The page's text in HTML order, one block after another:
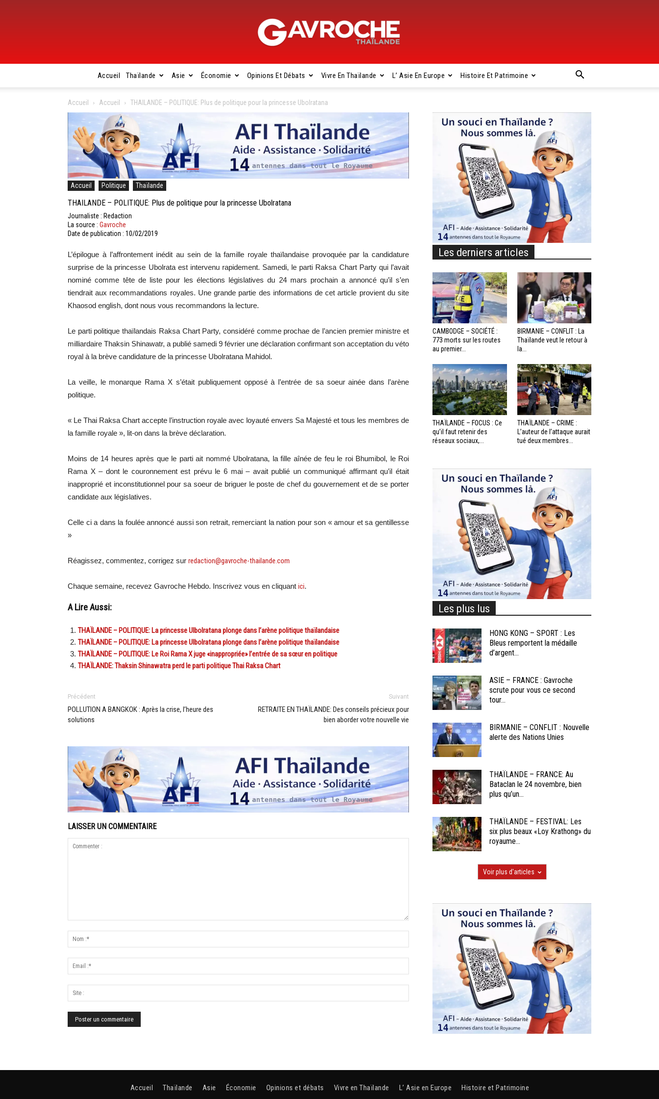
Gavroche
Thaïlande
Accueil Thaïlande Asie Économie Opinions Et Débats Vivre En Thaïlande L’ Asie En Europe Histoire Et Patrimoine
Accueil Accueil THAILANDE – POLITIQUE: Plus de politique pour la princesse Ubolratana
Accueil Politique Thaïlande
THAILANDE – POLITIQUE: Plus de politique pour la princesse Ubolratana
Journaliste : Redaction
La source : Gavroche
Date de publication : 10/02/2019
L’épilogue à l’affrontement inédit au sein de la famille royale thaïlandaise provoquée par la candidature
surprise de la princesse Ubolrata est intervenu rapidement. Samedi, le parti Raksa Chart Party qui l’avait
nominé comme tête de liste pour les élections législatives du 24 mars prochain a annoncé qu’il s’en
tiendrait aux recommandations royales. Une grande partie des informations de cet article provient du site
Khaosod english, dont nous vous recommandons la lecture.
Le parti politique thaïlandais Raksa Chart Party, considéré comme prochae de l’ancien premier ministre et
milliardaire Thaksin Shinawatr, a publié samedi 9 février une déclaration confirmant son acceptation du véto
royal à la brève candidature de la princesse Ubolratana Mahidol.
La veille, le monarque Rama X s’était publiquement opposé à l’entrée de sa soeur ainée dans l’arène
politique.
« Le Thai Raksa Chart accepte l’instruction royale avec loyauté envers Sa Majesté et tous les membres de
la famille royale », lit-on dans la brève déclaration.
Moins de 14 heures après que le parti ait nommé Ubolratana, la fille aînée de feu le roi Bhumibol, le Roi
Rama X – dont le couronnement est prévu le 6 mai – avait publié un communiqué affirmant qu’il était
inapproprié et inconstitutionnel pour sa soeur de briguer le poste de chef du gouvernement et de se porter
candidate aux législatives.
Celle ci a dans la foulée annoncé aussi son retrait, remerciant la nation pour son « amour et sa gentillesse
»
Réagissez, commentez, corrigez sur redaction@gavroche-thailande.com
Chaque semaine, recevez Gavroche Hebdo. Inscrivez vous en cliquant ici.
A Lire Aussi:
THAÏLANDE – POLITIQUE: La princesse Ulbolratana plonge dans l’arène politique thaïlandaise
THAÏLANDE – POLITIQUE: La princesse Ulbolratana plonge dans l’arène politique thaïlandaise
THAÏLANDE – POLITIQUE: Le Roi Rama X juge «inappropriée» l’entrée de sa sœur en politique
THAÏLANDE: Thaksin Shinawatra perd le parti politique Thai Raksa Chart
Précédent
POLLUTION A BANGKOK : Après la crise, l’heure des
solutions
Suivant
RETRAITE EN THAÏLANDE: Des conseils précieux pour
bien aborder votre nouvelle vie
LAISSER UN COMMENTAIRE
Les derniers articles
CAMBODGE – SOCIÉTÉ :
773 morts sur les routes
au premier...
BIRMANIE – CONFLIT : La
Thaïlande veut le retour à
la...
THAÏLANDE – FOCUS : Ce
qu’il faut retenir des
réseaux sociaux,...
THAÏLANDE – CRIME :
L’auteur de l’attaque aurait
tué deux membres...
Les plus lus
HONG KONG – SPORT : Les
Bleus remportent la médaille
d’argent...
ASIE – FRANCE : Gavroche
scrute pour vous ce second
tour...
BIRMANIE – CONFLIT : Nouvelle
alerte des Nations Unies
THAÏLANDE – FRANCE: Au
Bataclan le 24 novembre, bien
plus qu’un...
THAÏLANDE – FESTIVAL: Les
six plus beaux «Loy Krathong» du
royaume...
Voir plus d'articles
Accueil Thaïlande Asie Économie Opinions et débats Vivre en Thaïlande L’ Asie en Europe Histoire et Patrimoine